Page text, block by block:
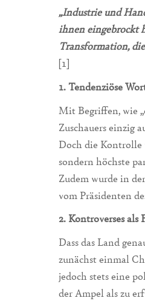
„Industrie und
ihnen eingebrockt
Transformation,
[1]
1. Tendenziöse
Mit Begriffen, wie
Zuschauers einzig
Doch die
sondern höchste
Zudem wurde in
vom Präsidenten
2. Kontroverses als
Dass das Land
zunächst einmal
jedoch stets eine
der Ampel als zu